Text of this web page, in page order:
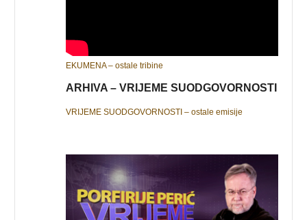
EKUMENA – ostale tribine
ARHIVA – VRIJEME SUODGOVORNOSTI
VRIJEME SUODGOVORNOSTI – ostale emisije